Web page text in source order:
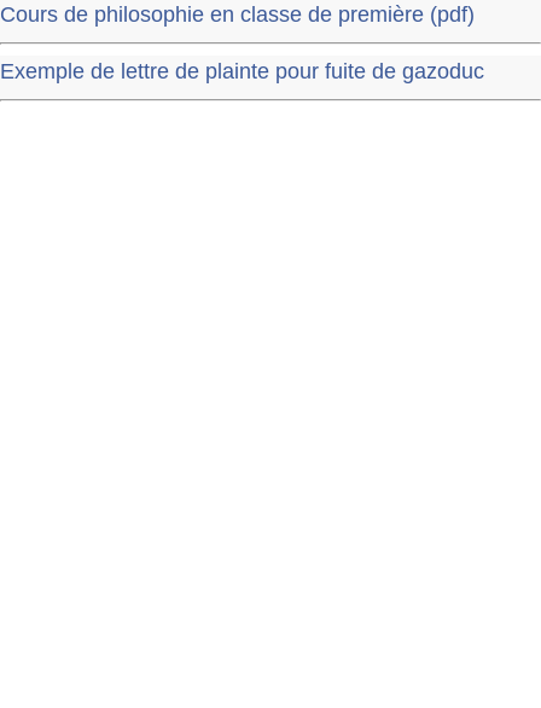
Cours de philosophie en classe de première (pdf)
Exemple de lettre de plainte pour fuite de gazoduc